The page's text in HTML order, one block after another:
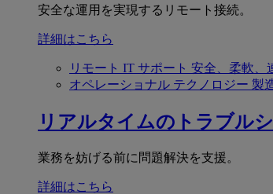
安全な運用を実現するリモート接続。
詳細はこちら
リモート IT サポート 安全、柔軟、
オペレーショナル テクノロジー 製
リアルタイムのトラブル
業務を妨げる前に問題解決を支援。
詳細はこちら